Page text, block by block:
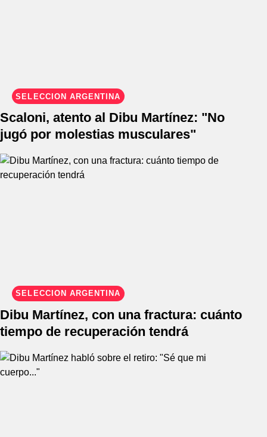
SELECCIÓN ARGENTINA
Scaloni, atento al Dibu Martínez: "No
jugó por molestias musculares"
SELECCIÓN ARGENTINA
Dibu Martínez, con una fractura: cuánto
tiempo de recuperación tendrá